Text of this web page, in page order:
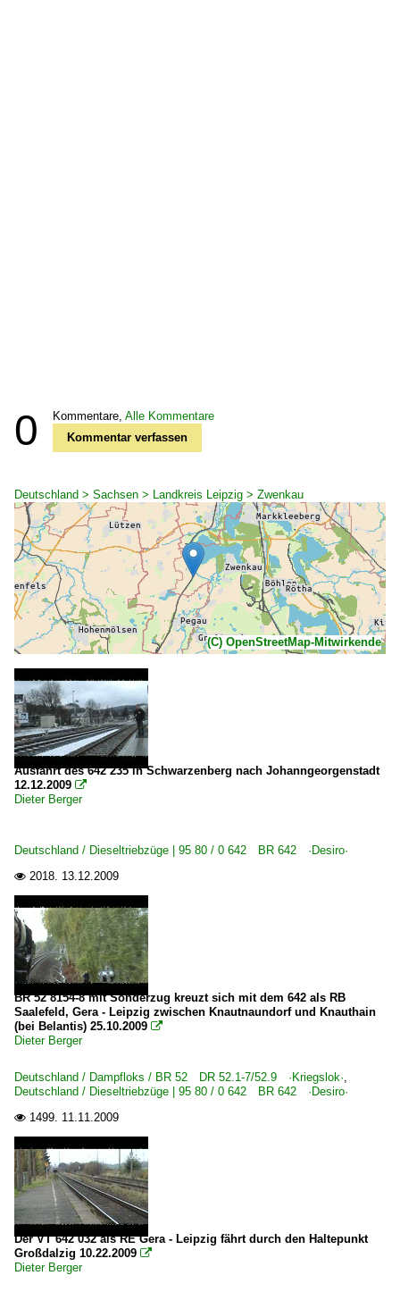
0 Kommentare, Alle Kommentare
Kommentar verfassen
Deutschland > Sachsen > Landkreis Leipzig > Zwenkau
(C) OpenStreetMap-Mitwirkende
Ausfahrt des 642 235 in Schwarzenberg nach Johanngeorgenstadt
12.12.2009 
Dieter Berger
Deutschland / Dieseltriebzüge | 95 80 / 0 642 BR 642 ·Desiro·
 2018. 13.12.2009
BR 52 8154-8 mit Sonderzug kreuzt sich mit dem 642 als RB
Saalefeld, Gera - Leipzig zwischen Knautnaundorf und Knauthain
(bei Belantis) 25.10.2009 
Dieter Berger
Deutschland / Dampfloks / BR 52 DR 52.1-7/52.9 ·Kriegslok·,
Deutschland / Dieseltriebzüge | 95 80 / 0 642 BR 642 ·Desiro·
 1499. 11.11.2009
Der VT 642 032 als RE Gera - Leipzig fährt durch den Haltepunkt
Großdalzig 10.22.2009 
Dieter Berger